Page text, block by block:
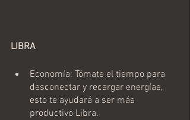
LIBRA
Economía: Tómate el tiempo para
desconectar y recargar energías,
esto te ayudará a ser más
productivo Libra.